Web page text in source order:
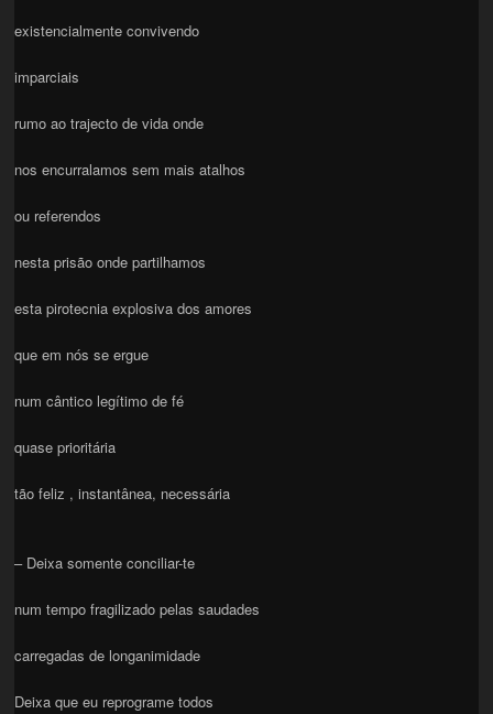
existencialmente convivendo
imparciais
rumo ao trajecto de vida onde
nos encurralamos sem mais atalhos
ou referendos
nesta prisão onde partilhamos
esta pirotecnia explosiva dos amores
que em nós se ergue
num cântico legítimo de fé
quase prioritária
tão feliz , instantânea, necessária
– Deixa somente conciliar-te
num tempo fragilizado pelas saudades
carregadas de longanimidade
Deixa que eu reprograme todos